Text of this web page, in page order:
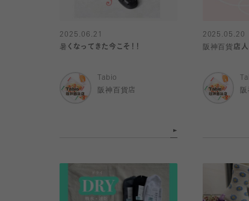
2025.06.21
暑くなってきた今こそ！！
Tabio
阪神百貨店
2025.05.20
阪神百貨店